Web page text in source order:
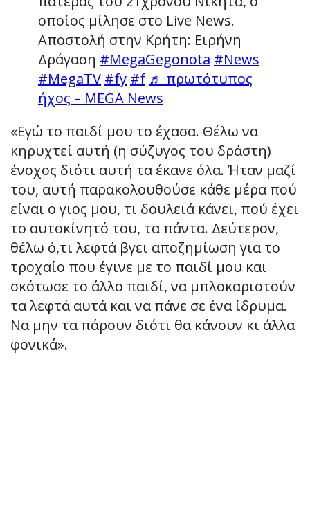
οποίος μίλησε στο Live News.
Αποστολή στην Κρήτη: Ειρήνη
Δράγαση #MegaGegonota #News
#MegaTV #fy #f ♬ πρωτότυπος
ήχος – MEGA News
«Εγώ το παιδί μου το έχασα. Θέλω να
κηρυχτεί αυτή (η σύζυγος του δράστη)
ένοχος διότι αυτή τα έκανε όλα. Ήταν μαζί
του, αυτή παρακολουθούσε κάθε μέρα πού
είναι ο γιος μου, τι δουλειά κάνει, πού έχει
το αυτοκίνητό του, τα πάντα. Δεύτερον,
θέλω ό,τι λεφτά βγει αποζημίωση για το
τροχαίο που έγινε με το παιδί μου και
σκότωσε το άλλο παιδί, να μπλοκαριστούν
τα λεφτά αυτά και να πάνε σε ένα ίδρυμα.
Να μην τα πάρουν διότι θα κάνουν κι άλλα
φονικά».